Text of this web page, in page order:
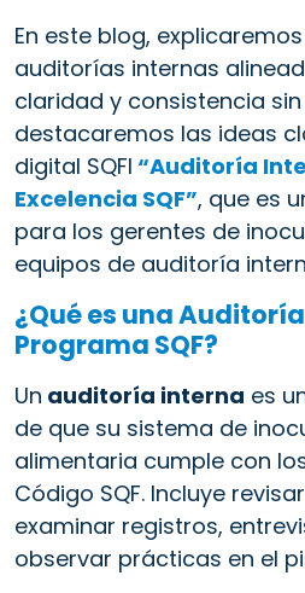
En este blog,
auditorías internas
claridad y consistencia
destacaremos las ideas
digital SQFI “Auditoría
Excelencia SQF”, que es
para los gerentes de
equipos de auditoría
¿Qué es una
Programa SQF?
Un auditoría interna es
de que su sistema de
alimentaria cumple con
Código SQF. Incluye
examinar registros,
observar prácticas en el